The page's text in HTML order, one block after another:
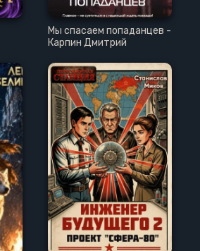
Мы спасаем попаданцев -
Карпин Дмитрий